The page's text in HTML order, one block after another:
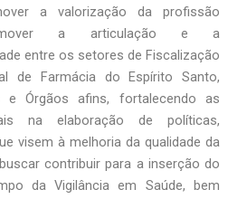
a valorização da profissão
a articulação e a
entre os setores de Fiscalização
de Farmácia do Espírito Santo,
e Órgãos afins, fortalecendo as
na elaboração de políticas,
visem à melhoria da qualidade da
contribuir para a inserção do
da Vigilância em Saúde, bem